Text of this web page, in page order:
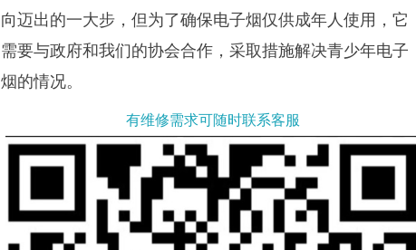
向迈出的一大步，但为了确保电子烟仅供成年人使用，它
需要与政府和我们的协会合作，采取措施解决青少年电子
烟的情况。
有维修需求可随时联系客服